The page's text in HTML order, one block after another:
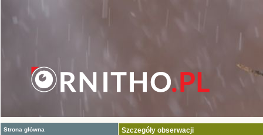
Strona główna Szczegóły obserwacji